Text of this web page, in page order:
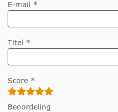
E-mail *
Titel *
Score *
Beoordeling